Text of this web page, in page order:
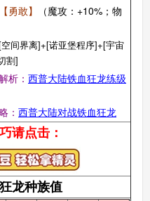
【勇敢】
（魔攻：+10%；物
间界离]+[诺亚堡程序]+[宇宙
割]
析： 西普大陆铁血狂龙练级
： 西普大陆对战铁血狂龙
请点击：
龙种族值